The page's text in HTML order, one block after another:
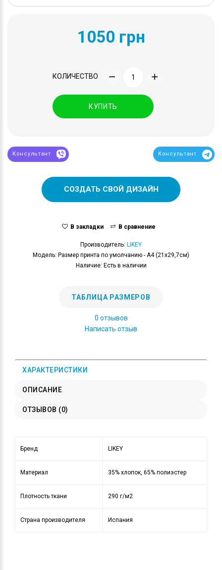
1050 грн
КОЛИЧЕСТВО
КУПИТЬ
Консультант Консультант
СОЗДАТЬ СВОЙ ДИЗАЙН
В закладки В сравнение
Производитель: LIKEY
Модель: Размер принта по умолчанию - А4 (21x29,7см)
Наличие: Есть в наличии
ТАБЛИЦА РАЗМЕРОВ
0 отзывов
Написать отзыв
ХАРАКТЕРИСТИКИ
ОПИСАНИЕ
ОТЗЫВОВ (0)
Бренд LIKEY
Материал 35% хлопок, 65% полиэстер
Плотность ткани 290 г/м2
Страна производителя Испания